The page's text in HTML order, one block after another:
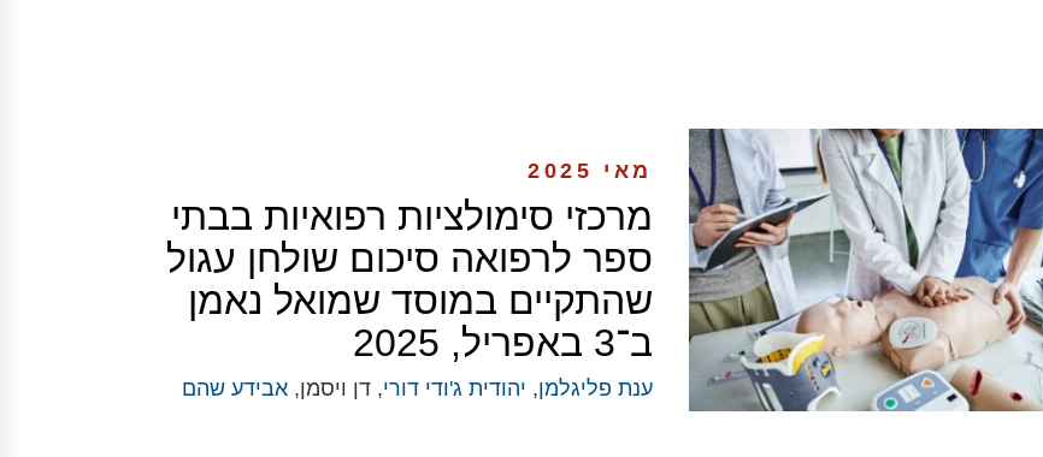
מאי 2025
מרכזי סימולציות רפואיות בבתי
ספר לרפואה סיכום שולחן עגול
שהתקיים במוסד שמואל נאמן
ב־3 באפריל, 2025
ענת פליגלמן, יהודית ג'ודי דורי, דן ויסמן, אבידע שהם